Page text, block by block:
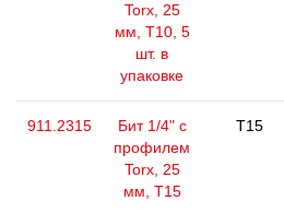
Torx, 25
мм, Т10, 5
шт. в
упаковке
911.2315
Бит 1/4" с
профилем
Torx, 25
мм, Т15
T15